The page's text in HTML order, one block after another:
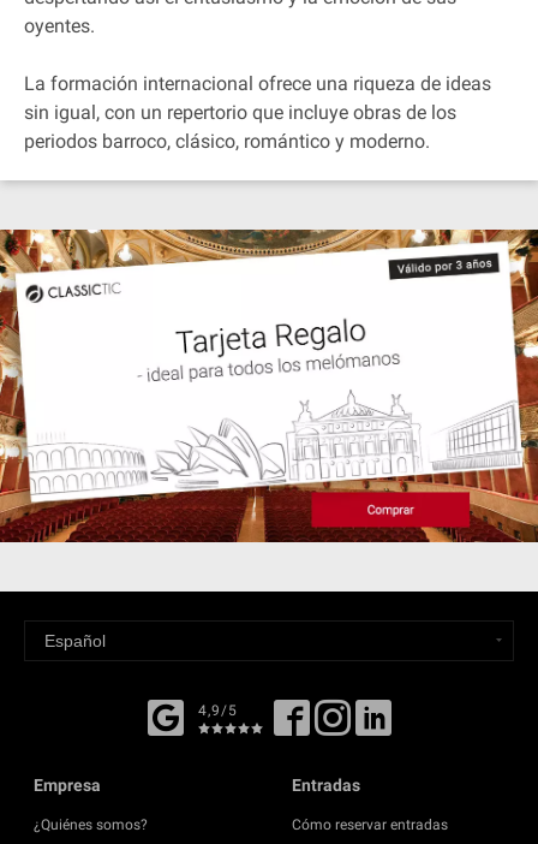
oyentes.
La formación internacional ofrece una riqueza de ideas
sin igual, con un repertorio que incluye obras de los
periodos barroco, clásico, romántico y moderno.
4,9/5
Empresa
¿Quiénes somos?
Entradas
Cómo reservar entradas